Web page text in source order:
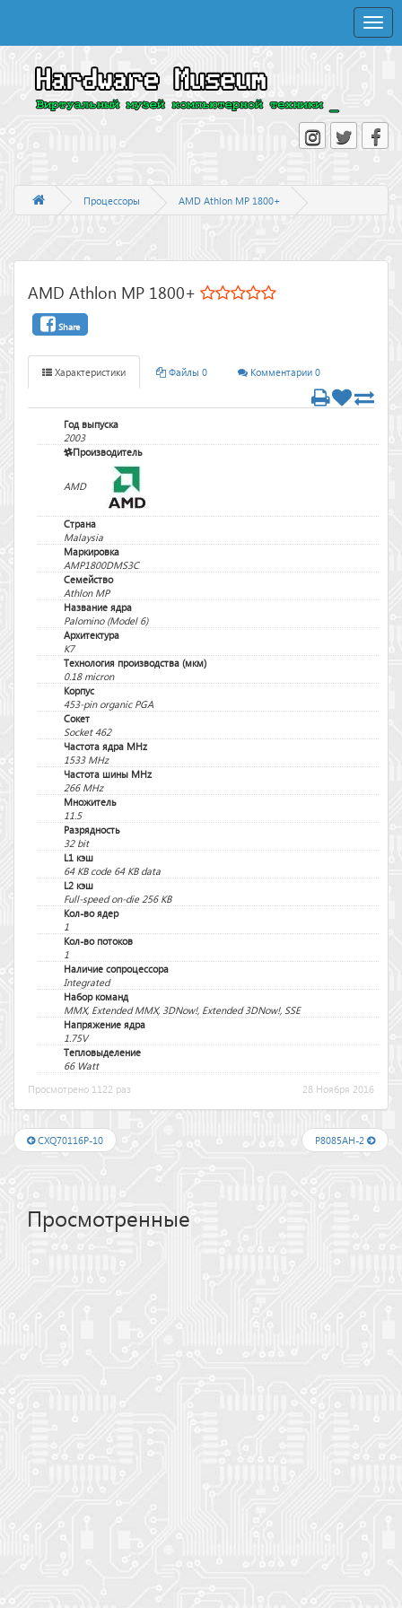
Toggle
Процессоры AMD Athlon MP 1800+
AMD Athlon MP 1800+
Share
Характеристики Файлы 0 Комментарии 0
Год выпуска
2003
Производитель
AMD
Страна
Malaysia
Маркировка
AMP1800DMS3C
Семейство
Athlon MP
Название ядра
Palomino (Model 6)
Архитектура
K7
Технология производства (мкм)
0.18 micron
Корпус
453-pin organic PGA
Сокет
Socket 462
Частота ядра MHz
1533 MHz
Частота шины MHz
266 MHz
Множитель
11.5
Разрядность
32 bit
L1 кэш
64 KB code 64 KB data
L2 кэш
Full-speed on-die 256 KB
Кол-во ядер
1
Кол-во потоков
1
Наличие сопроцессора
Integrated
Набор команд
MMX, Extended MMX, 3DNow!, Extended 3DNow!, SSE
Напряжение ядра
1.75V
Тепловыделение
66 Watt
Просмотрено 1122 раз
28 Ноября 2016
CXQ70116P-10 P8085AH-2
Просмотренные